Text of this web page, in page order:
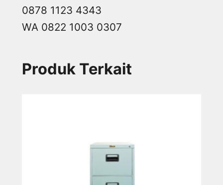
0878 1123 4343
WA 0822 1003 0307
Produk Terkait